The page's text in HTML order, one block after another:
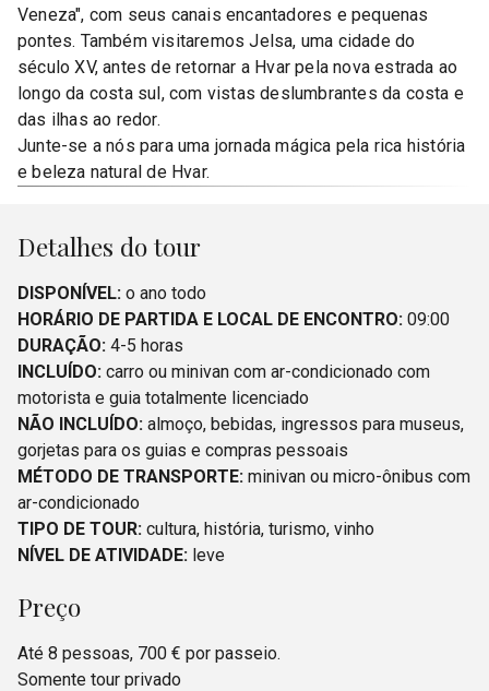
Veneza", com seus canais encantadores e pequenas
pontes. Também visitaremos Jelsa, uma cidade do
século XV, antes de retornar a Hvar pela nova estrada ao
longo da costa sul, com vistas deslumbrantes da costa e
das ilhas ao redor.
Junte-se a nós para uma jornada mágica pela rica história
e beleza natural de Hvar.
Detalhes do tour
DISPONÍVEL: o ano todo
HORÁRIO DE PARTIDA E LOCAL DE ENCONTRO: 09:00
DURAÇÃO: 4-5 horas
INCLUÍDO: carro ou minivan com ar-condicionado com
motorista e guia totalmente licenciado
NÃO INCLUÍDO: almoço, bebidas, ingressos para museus,
gorjetas para os guias e compras pessoais
MÉTODO DE TRANSPORTE: minivan ou micro-ônibus com
ar-condicionado
TIPO DE TOUR: cultura, história, turismo, vinho
NÍVEL DE ATIVIDADE: leve
Preço
Até 8 pessoas, 700 € por passeio.
Somente tour privado